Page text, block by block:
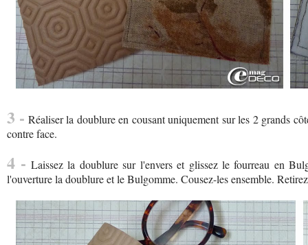
3 - Réaliser la doublure en cousant uniquement sur les 2 grands
contre face.
4 - Laissez la doublure sur l'envers et glissez le fourreau en
l'ouverture la doublure et le Bulgomme. Cousez-les ensemble.